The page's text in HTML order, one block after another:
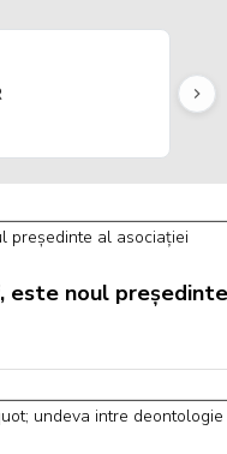
este noul președinte